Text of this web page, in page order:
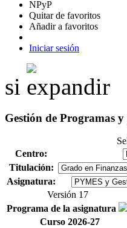
NPyP
Quitar de favoritos
Añadir a favoritos
Iniciar sesión
si
Gestión de Programas y
Centro:
Titulación:
Asignatura:
Versión 17
Programa de la asignatura
Curso 2026-27